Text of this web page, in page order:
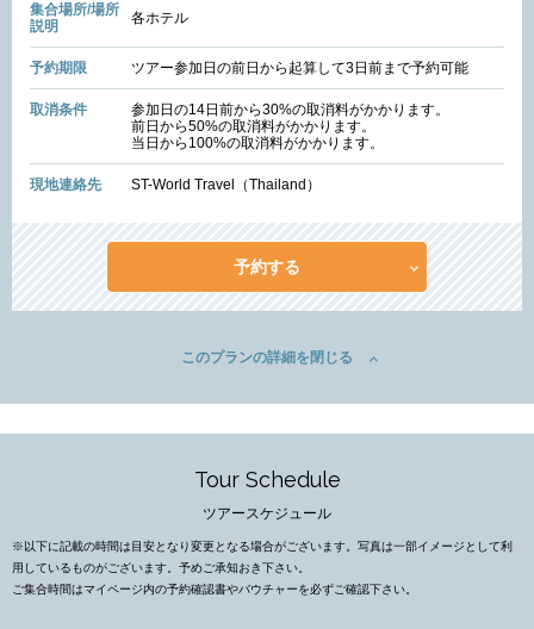
集合場所/場所
説明
各ホテル
予約期限 ツアー参加日の前日から起算して3日前まで予約可能
取消条件
参加日の14日前から30%の取消料がかかります。
前日から50%の取消料がかかります。
当日から100%の取消料がかかります。
現地連絡先 ST-World Travel（Thailand）
予約する
このプランの詳細を閉じる
Tour Schedule
ツアースケジュール
※以下に記載の時間は目安となり変更となる場合がございます。写真は一部イメージとして利
用しているものがございます。予めご承知おき下さい。
ご集合時間はマイページ内の予約確認書やバウチャーを必ずご確認下さい。